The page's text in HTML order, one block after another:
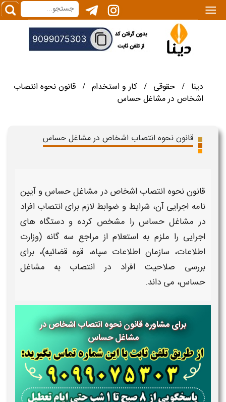
|||
دینا / حقوقی / کار و استخدام /
قانون نحوه انتصاب
اشخاص در مشاغل حساس
قانون نحوه انتصاب اشخاص در مشاغل حساس
قانون نحوه انتصاب اشخاص در مشاغل حساسو آیین
نامه اجرایی آن، شرایط و ضوابط لازم برایانتصاب افراد
در مشاغل حساس را مشخص کرده و دستگاه های
اجرایی را ملزم به استعلام از مراجع سه گانه (وزارت
اطلاعات، سازمان اطلاعات سپاه، قوه قضائیه)، برای
بررسی صلاحیت افراد در انتصاب به مشاغل
حساس، می داند.
برای مشاوره قانون نحوه انتصاب اشخاص در
مشاغل حساس